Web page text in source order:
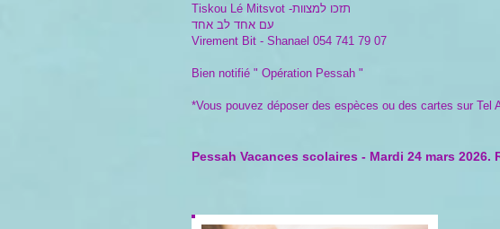
Tiskou Lé Mitsvot -תזכו למצוות
Virement Bit - Shanael 054 741 79 07
Bien notifié " Opération Pessah "
*Vous pouvez déposer des espèces ou des cartes sur Tel
Pessah Vacances scolaires - Mardi 24 mars